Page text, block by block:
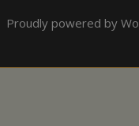
Proudly powered by